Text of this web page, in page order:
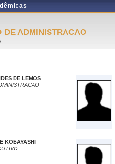
DE ADMINISTRACAO
DE LEMOS
KOBAYASHI